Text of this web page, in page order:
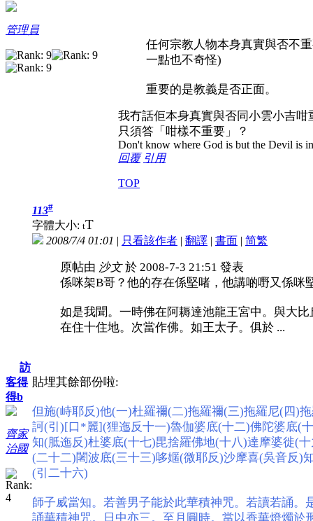
管理員
任何宗教人物本身真實與否不
一點也不奇怪)
重要的是教義是否正面。
我冇話佢本身真實與否同小雲小吉
只須答「咁樣不重要」？
Don't know where God is but the Devil is
回覆 引用
TOP
訪
客得
得b
齊家
治國
113#
字體大小: tT
2008/7/4 01:01 | 只看該作者 | 翻譯 | 書面 | 简繁
原帖由 沙文於 2008-7-3 21:51 發表
係咪架B哥？他的存在係堅啫，他講啲嘢又係咪
如是我聞。一時佛在阿耨達池龍王宮中。與大
在住十住地。次當作佛。如王太子。俱於 ...
貼埋其餘部份啦:
但施(峙耶反)他(一)杜羅禰(二)拖羅禰(三)拖羅尼(四)
訶(引)[口*麗](狸迤反十一)魯伽婆底(十二)佛陀婆底(
知(胝迤反)杜婆底(十七)毘捨羅佛地(十八)達摩婆徙(
(二十二)闍波底(三十三)哆嫟(微耶反)沙摩喜(吳音反)
(引二十六)
師子威當知。若善男子能於此華積神咒。若讀若誦
誦華積神咒。日中亦三。至月圓時。當以香華燈燭